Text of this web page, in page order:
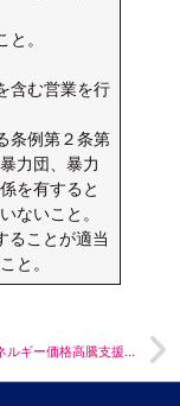
。
含む営業を行
条例第２条第
力団、暴力
を有すると
ないこと。
ることが適当
と。
中小企業等エネルギー価格高騰支援金のご案内